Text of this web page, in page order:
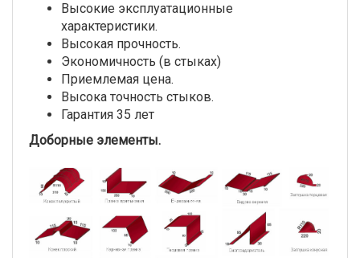
Высокие эксплуатационные
характеристики.
Высокая прочность.
Экономичность (в стыках)
Приемлемая цена.
Высока точность стыков.
Гарантия 35 лет
Доборные элементы.